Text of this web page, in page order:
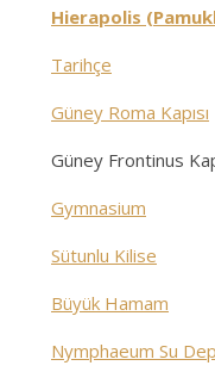
Hierapolis
Tarihçe
Güney Roma Kapısı
Güney Frontinus
Gymnasium
Sütunlu Kilise
Büyük Hamam
Nymphaeum Su